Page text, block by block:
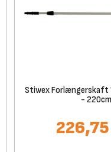
Stiwex Forlængerskaft
- 220cm
226,75